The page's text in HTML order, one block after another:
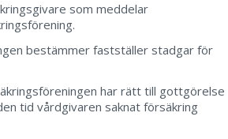
som meddelar
bestämmer fastställer stadgar för
har rätt till gottgörelse
tid vårdgivaren saknat försäkring